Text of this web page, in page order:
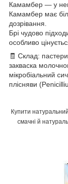
Камамбер — у
Камамбер має
дозрівання.
Брі чудово
особливо
🧾 Склад:
закваска
мікробіальний
плісняви
Купити
смачні й